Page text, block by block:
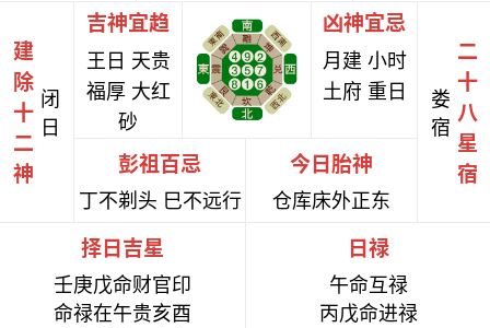
建
除
十
二
神
闭
日
吉神宜趋
王日 天贵
福厚 大红
砂
凶神宜忌
月建 小时
土府 重日
彭祖百忌
丁不剃头 巳不远行
今日胎神
仓库床外正东
娄
宿
二
十
八
星
宿
择日吉星
壬庚戊命财官印
命禄在午贵亥酉
日禄
午命互禄
丙戊命进禄